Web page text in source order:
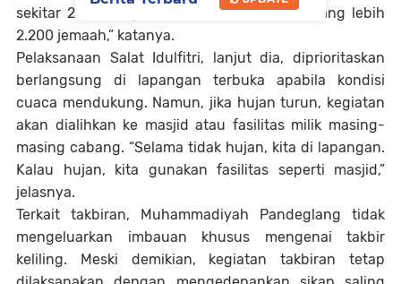
sekitar 200 orang, dikalikan 11 titik, jadi kurang lebih
2.200 jemaah,” katanya.
Pelaksanaan Salat Idulfitri, lanjut dia, diprioritaskan
berlangsung di lapangan terbuka apabila kondisi
cuaca mendukung. Namun, jika hujan turun, kegiatan
akan dialihkan ke masjid atau fasilitas milik masing-
masing cabang. “Selama tidak hujan, kita di lapangan.
Kalau hujan, kita gunakan fasilitas seperti masjid,”
jelasnya.
Terkait takbiran, Muhammadiyah Pandeglang tidak
mengeluarkan imbauan khusus mengenai takbir
keliling. Meski demikian, kegiatan takbiran tetap